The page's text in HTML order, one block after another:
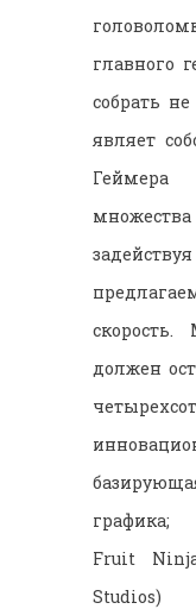
главного
собрать
являет
Геймера
должен
графика;
Fruit